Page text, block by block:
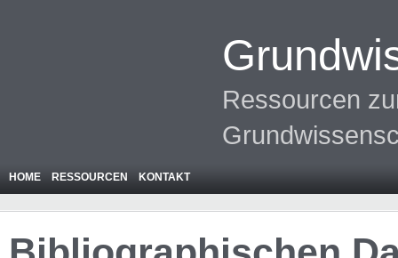
Ressourcen
HOME RESSOURCEN KONTAKT